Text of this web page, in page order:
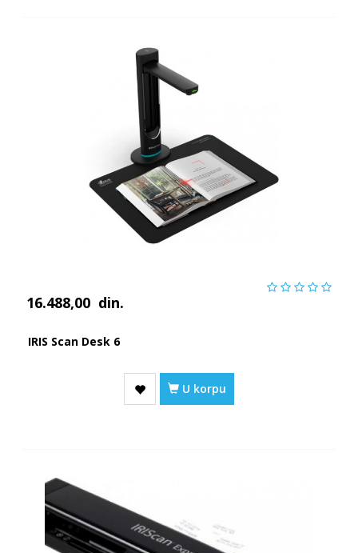
16.488,00 din.
IRIS Scan Desk 6
U korpu